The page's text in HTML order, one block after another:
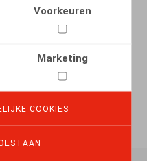
Voorkeuren
Marketing
COOKIES